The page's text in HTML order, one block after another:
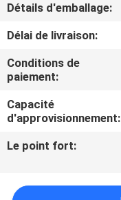
CONTRÔLE
DE
QUALITÉ
CONTACTEZ-
NOUS
Détails d'emballage:
Délai de livraison:
Conditions de
paiement:
Capacité
d'approvisionnement:
Le point fort: